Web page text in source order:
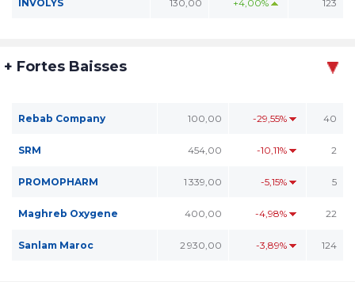
INVOLYS 130,00 +4,00% 123
+ Fortes Baisses
Rebab Company 100,00 -29,55% 40
SRM 454,00 -10,11% 2
PROMOPHARM 1 339,00 -5,15% 5
Maghreb Oxygene 400,00 -4,98% 22
Sanlam Maroc 2 930,00 -3,89% 124